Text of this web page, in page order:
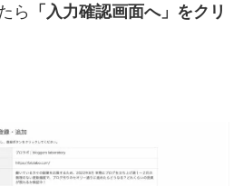
ら
「入力確認画面へ」をクリ